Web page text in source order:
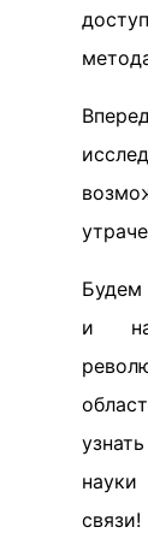
Будем
и
связи!